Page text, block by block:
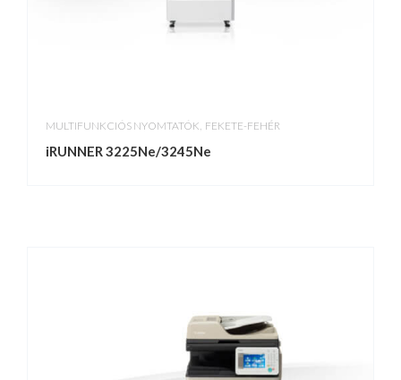
MULTIFUNKCIÓS NYOMTATÓK FEKETE-FEHÉR
iRUNNER 3225Ne/3245Ne